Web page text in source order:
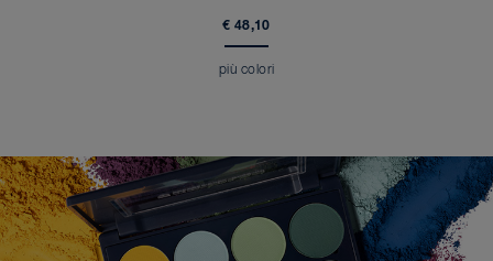
€ 48,10
più colori